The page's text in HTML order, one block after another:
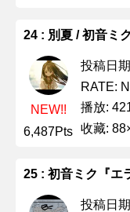
24 : 別夏 / 初音ミク
NEW!!
6,487Pts
投稿日
RATE:
播放:
收藏:
25 : 初音ミク『エ
投稿日